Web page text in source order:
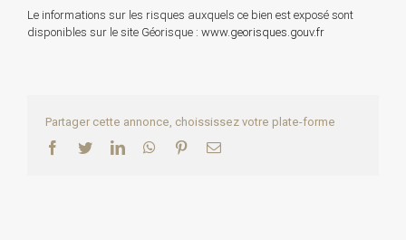
Le informations sur les risques auxquels ce bien est exposé sont
disponibles sur le site Géorisque : www.georisques.gouv.fr
Partager cette annonce, choississez votre plate-forme
Facebook
TwitterLinkedInWhatsApp
PinterestEmail